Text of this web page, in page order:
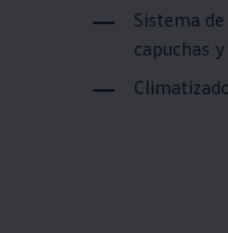
Sistema
capuchas